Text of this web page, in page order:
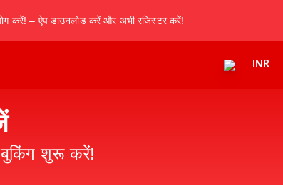
करें! – ऐप डाउनलोड करें और अभी रजिस्टर करें!
INR
बुकिंग शुरू करें!